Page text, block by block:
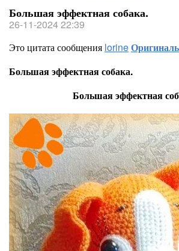
Большая эффектная собака.
26-11-2024 22:39
Это цитата сообщения lorine
Большая эффектная собака.
Большая эффектная